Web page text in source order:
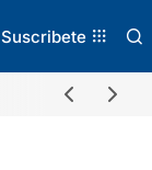
Suscribete